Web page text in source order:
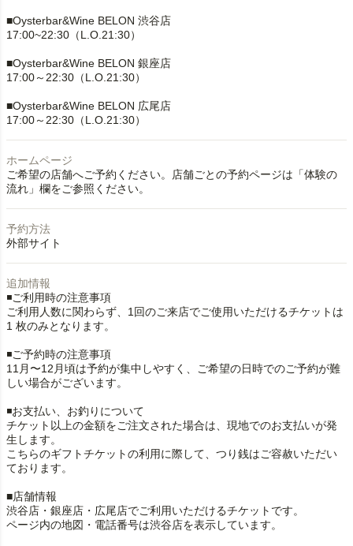
■Oysterbar&Wine BELON 渋谷店
17:00~22:30（L.O.21:30）
■Oysterbar&Wine BELON 銀座店
17:00～22:30（L.O.21:30）
■Oysterbar&Wine BELON 広尾店
17:00～22:30（L.O.21:30）
ホームページ
ご希望の店舗へご予約ください。店舗ごとの予約ページは「体験の
流れ」欄をご参照ください。
予約方法
外部サイト
追加情報
◾️ご利用時の注意事項
ご利用人数に関わらず、1回のご来店でご使用いただけるチケットは
1 枚のみとなります。
◾️ご予約時の注意事項
11月〜12月頃は予約が集中しやすく、ご希望の日時でのご予約が難
しい場合がございます。
◾️お支払い、お釣りについて
チケット以上の金額をご注文された場合は、現地でのお支払いが発
生します。
こちらのギフトチケットの利用に際して、つり銭はご容赦いただい
ております。
■店舗情報
渋谷店・銀座店・広尾店でご利用いただけるチケットです。
ページ内の地図・電話番号は渋谷店を表示しています。